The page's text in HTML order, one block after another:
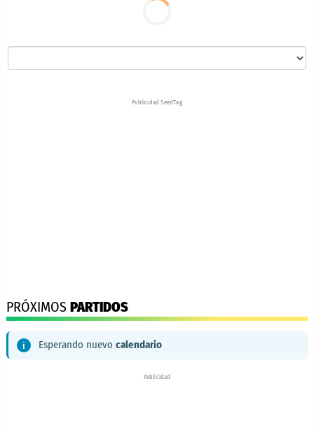
Publicidad SeedTag
PRÓXIMOS PARTIDOS
Esperando nuevo calendario
Publicidad